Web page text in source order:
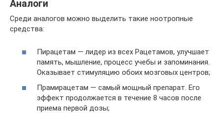
Аналоги
Среди аналогов можно выделить такие ноотропные
средства:
Пирацетам — лидер из всех Рацетамов, улучшает
память, мышление, процесс учебы и запоминания.
Оказывает стимуляцию обоих мозговых центров;
Прамирацетам — самый мощный препарат. Его
эффект продолжается в течение 8 часов после
приема первой дозы;